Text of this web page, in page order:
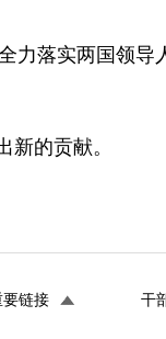
力落实两国领导
的贡献。
要链接 干